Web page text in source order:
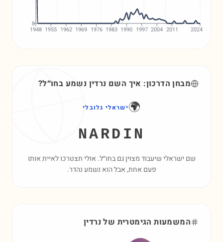
1948 1955 1962 1969 1976 1983 1990 1997 2004 2011 2024
0
מבחן הדרכון: איך השם נרדין נשמע בחו״ל?
🌍ישראלי גלובלי
NARDIN
שם ישראלי שיעבוד מצוין גם בחו״ל. אולי תצטרכו לאיית אותו
פעם אחת, אבל הוא נשמע נהדר.
המשמעות הגימטרית של נרדין